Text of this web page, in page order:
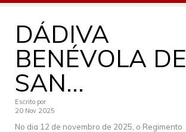
DÁDIVA
BENÉVOLA DE
SAN...
Escrito por
20 Nov 2025
No dia 12 de novembro de 2025, o Regimento